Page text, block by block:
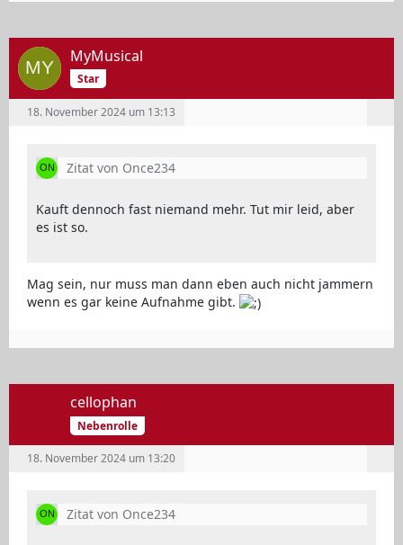
MyMusical
Star
18. November 2024 um 13:13
Zitat von Once234
Kauft dennoch fast niemand mehr. Tut mir leid, aber
es ist so.
Mag sein, nur muss man dann eben auch nicht jammern
wenn es gar keine Aufnahme gibt.
cellophan
Nebenrolle
18. November 2024 um 13:20
Zitat von Once234